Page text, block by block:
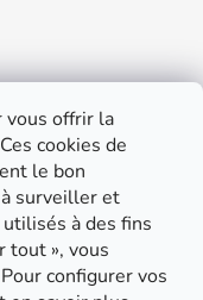
vous offrir la
cookies de
le bon
surveiller et
à des fins
tout », vous
configurer vos